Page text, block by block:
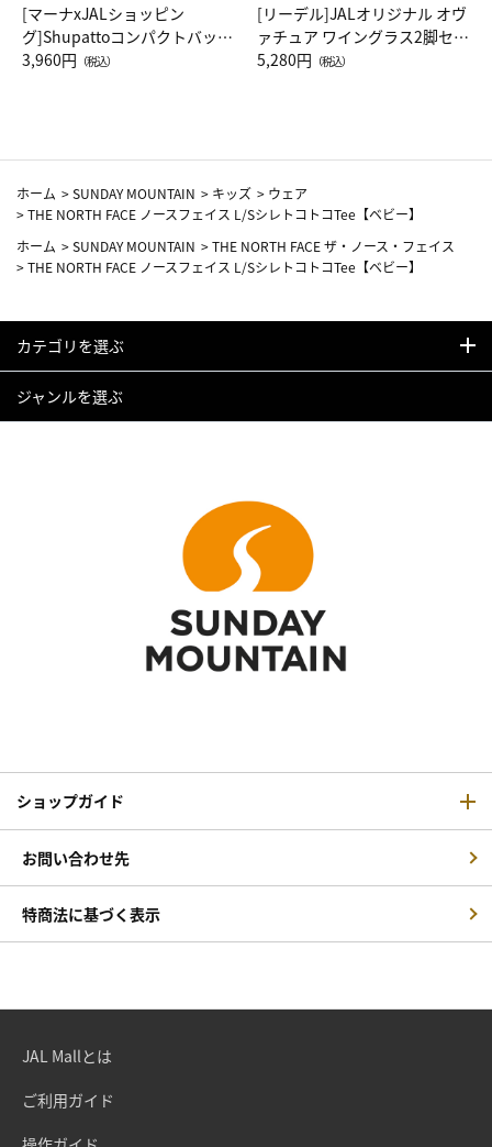
[マーナxJALショッピン
グ]Shupattoコンパクトバッグ
Drop JAL客室乗務員（LC）ス
3,960円 （税込）
[リーデル]JALオリジナル オヴ
ァチュア ワイングラス2脚セッ
ト（レッドワイン）
5,280円 （税込）
ホーム >SUNDAY MOUNTAIN > キッズ > ウェア
>THE NORTH FACE ノースフェイス L/SシレトコトコTee【ベビー】
ホーム >SUNDAY MOUNTAIN >THE NORTH FACE ザ・ノース・フェイス
>THE NORTH FACE ノースフェイス L/SシレトコトコTee【ベビー】
カテゴリを選ぶ
ジャンルを選ぶ
ショップガイド
お問い合わせ先
特商法に基づく表示
JAL Mallとは
ご利用ガイド